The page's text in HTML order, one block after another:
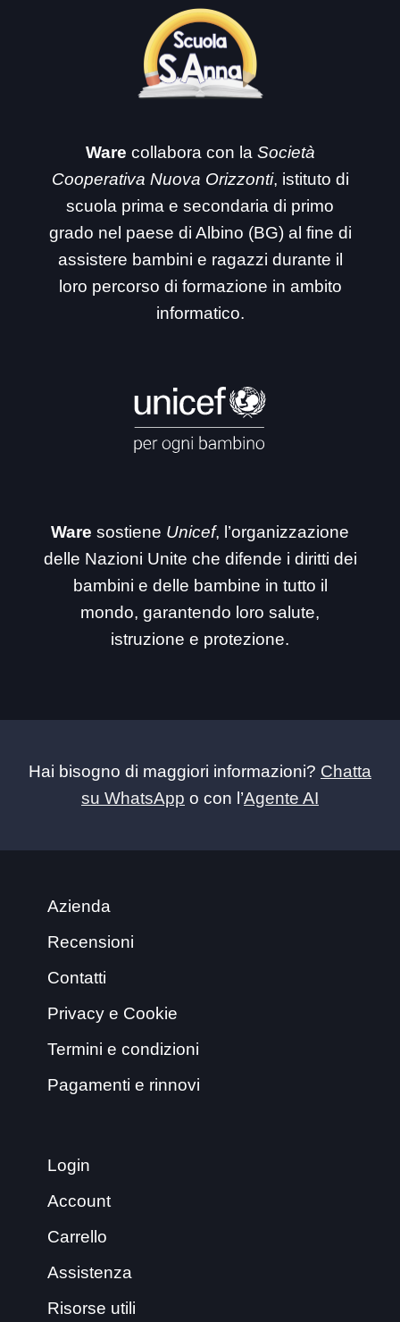
Ware collabora con la Società
Cooperativa Nuova Orizzonti, istituto di
scuola prima e secondaria di primo
grado nel paese di Albino (BG) al fine di
assistere bambini e ragazzi durante il
loro percorso di formazione in ambito
informatico.
Ware sostiene Unicef, l’organizzazione
delle Nazioni Unite che difende i diritti dei
bambini e delle bambine in tutto il
mondo, garantendo loro salute,
istruzione e protezione.
Hai bisogno di maggiori informazioni? Chatta
su WhatsApp o con l’Agente AI
Azienda
Recensioni
Contatti
Privacy e Cookie
Termini e condizioni
Pagamenti e rinnovi
Login
Account
Carrello
Assistenza
Risorse utili